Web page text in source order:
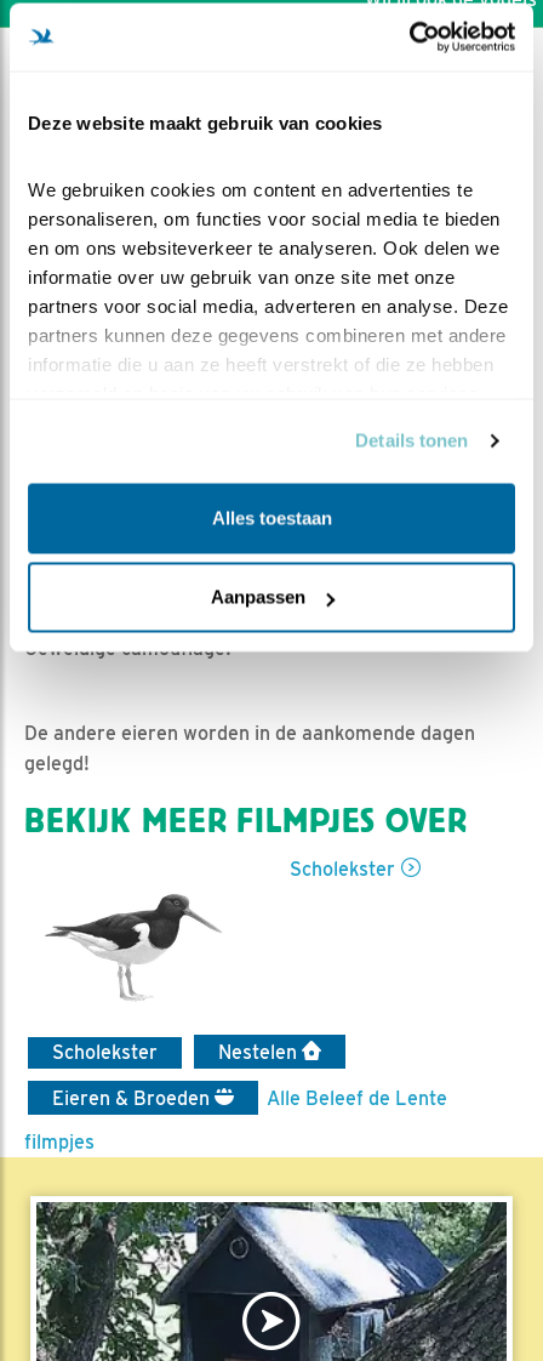
Deze website maakt gebruik van cookies
We gebruiken cookies om content en advertenties te
personaliseren, om functies voor social media te bieden
en om ons websiteverkeer te analyseren. Ook delen we
informatie over uw gebruik van onze site met onze
partners voor social media, adverteren en analyse. Deze
partners kunnen deze gegevens combineren met andere
informatie die u aan ze heeft verstrekt of die ze hebben
Details tonen
Alles toestaan
Aanpassen
Ei in zicht!
| Geplaatst op 20 april 2021, 14:35 |
Geweldige camouflage!
De andere eieren worden in de aankomende dagen
gelegd!
BEKIJK MEER FILMPJES OVER
Scholekster
Scholekster
Nestelen
Eieren & Broeden
Alle Beleef de Lente
filmpjes